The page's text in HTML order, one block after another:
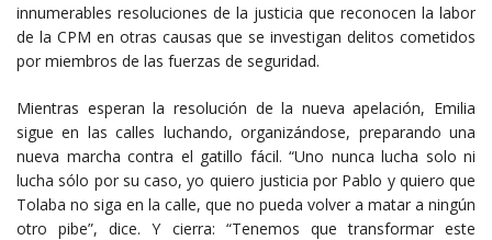
innumerables resoluciones de la justicia que reconocen la labor
de la CPM en otras causas que se investigan delitos cometidos
por miembros de las fuerzas de seguridad.
Mientras esperan la resolución de la nueva apelación, Emilia
sigue en las calles luchando, organizándose, preparando una
nueva marcha contra el gatillo fácil. “Uno nunca lucha solo ni
lucha sólo por su caso, yo quiero justicia por Pablo y quiero que
Tolaba no siga en la calle, que no pueda volver a matar a ningún
otro pibe”, dice. Y cierra: “Tenemos que transformar este